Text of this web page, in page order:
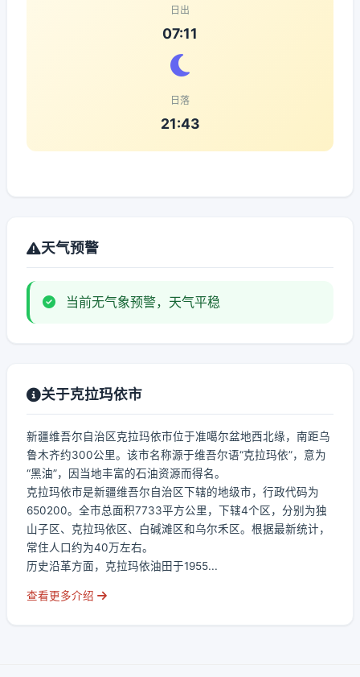
日出
07:11
日落
21:43
天气预警
当前无气象预警，天气平稳
关于克拉玛依市
新疆维吾尔自治区克拉玛依市位于准噶尔盆地西北缘，南距乌
鲁木齐约300公里。该市名称源于维吾尔语“克拉玛依”，意为
“黑油”，因当地丰富的石油资源而得名。
克拉玛依市是新疆维吾尔自治区下辖的地级市，行政代码为
650200。全市总面积7733平方公里，下辖4个区，分别为独
山子区、克拉玛依区、白碱滩区和乌尔禾区。根据最新统计，
常住人口约为40万左右。
历史沿革方面，克拉玛依油田于1955...
查看更多介绍